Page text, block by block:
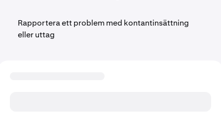
Rapportera ett problem med kontantinsättning
eller uttag